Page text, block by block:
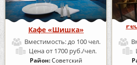
Кафе «Шишка»
Вместимость:до 100 чел.
Ценаот 1700 руб./чел.
Район:Советский